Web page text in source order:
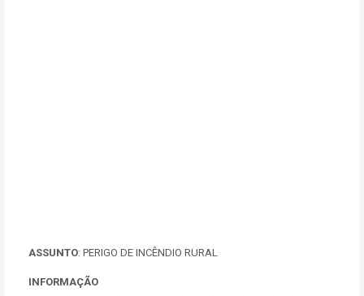
ASSUNTO: PERIGO DE INCÊNDIO RURAL
INFORMAÇÃO